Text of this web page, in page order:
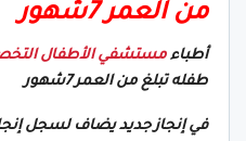
من العمر 7شهور
أطباء مستشفي الأطفال
طفله تبلغ من العمر 7شهور
في إنجاز جديد يضاف لسجل